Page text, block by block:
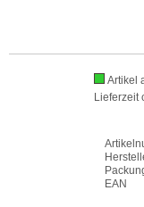
Artikel
Lieferzeit
EAN